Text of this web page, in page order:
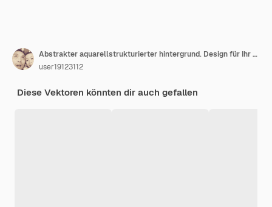
Abstrakter aquarellstrukturierter hintergrund. Design für Ihr Datum, Postkarte, Banner, Logo.
user19123112
Diese Vektoren könnten dir auch gefallen